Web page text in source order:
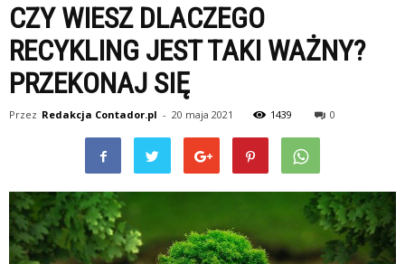
CZY WIESZ DLACZEGO
RECYKLING JEST TAKI WAŻNY?
PRZEKONAJ SIĘ
Przez Redakcja Contador.pl - 20 maja 2021 1439 0